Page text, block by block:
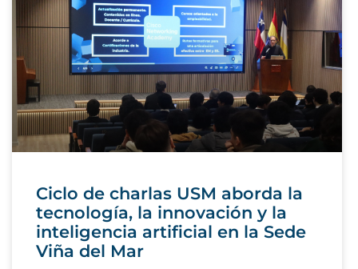
Ciclo de charlas USM aborda la
tecnología, la innovación y la
inteligencia artificial en la Sede
Viña del Mar